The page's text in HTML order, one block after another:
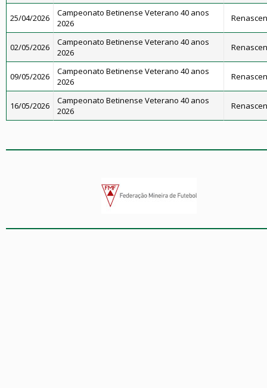
25/04/2026
Campeonato Betinense Veterano 40 anos
2026
02/05/2026
Campeonato Betinense Veterano 40 anos
2026
09/05/2026
Campeonato Betinense Veterano 40 anos
2026
16/05/2026
Campeonato Betinense Veterano 40 anos
2026